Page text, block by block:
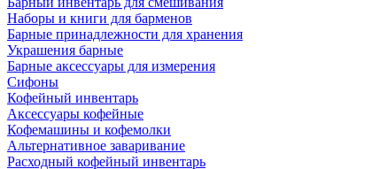
Наборы и книги для барменов
Барные принадлежности для хранения
Украшения барные
Барные аксессуары для измерения
Сифоны
Кофейный инвентарь
Аксессуары кофейные
Кофемашины и кофемолки
Альтернативное заваривание
Расходный кофейный инвентарь